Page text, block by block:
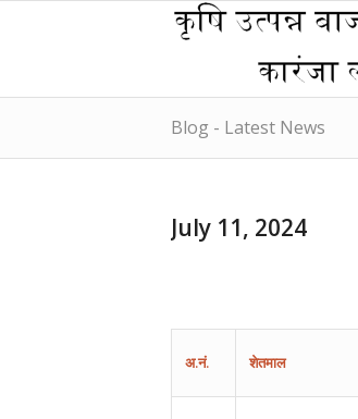
Blog - Latest News
July 11, 2024
अ.नं. शेतमाल